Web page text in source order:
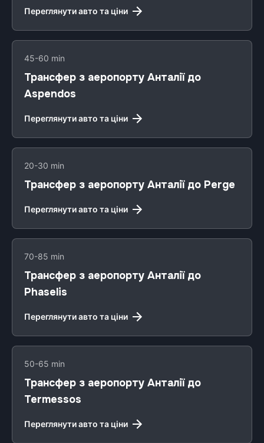
Переглянути авто та ціни
45-60 min
Трансфер з аеропорту Анталії до
Aspendos
Переглянути авто та ціни
20-30 min
Трансфер з аеропорту Анталії до Perge
Переглянути авто та ціни
70-85 min
Трансфер з аеропорту Анталії до
Phaselis
Переглянути авто та ціни
50-65 min
Трансфер з аеропорту Анталії до
Termessos
Переглянути авто та ціни